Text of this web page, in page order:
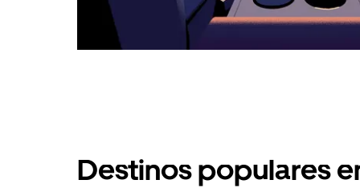
Destinos populares